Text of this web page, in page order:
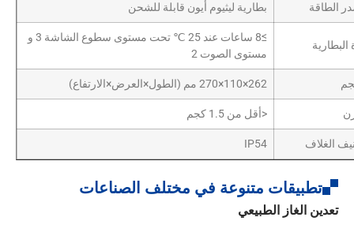
الطاقة بطارية ليثيوم أيون قابلة للشحن
البطارية
≥8 ساعات عند 25 ℃ تحت مستوى سطوع الشاشة 3 و
مستوى الصوت 2
262×110×270 مم (الطول×العرض×الارتفاع)
<أقل من 1.5 كجم
الغلاف IP54
تطبيقات متنوعة في مختلف الصناعات
تعدين الغاز الطبيعي